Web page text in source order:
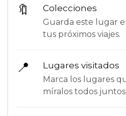
🔖 Colecciones
Guarda este lugar
tus próximos viajes.
📍 Lugares visitados
Marca los lugares
míralos todos